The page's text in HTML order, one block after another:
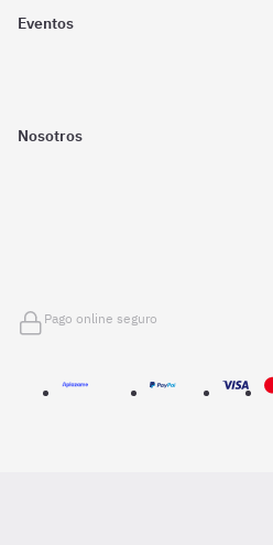
Eventos
Nosotros
Pago online seguro